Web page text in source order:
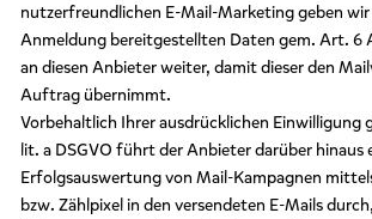
nutzerfreundlichen E-Mail-Marketing geben wir
Anmeldung bereitgestellten Daten gem. Art. 6
an diesen Anbieter weiter, damit dieser den
Auftrag übernimmt.
Vorbehaltlich Ihrer ausdrücklichen Einwilligung
lit. a DSGVO führt der Anbieter darüber hinaus
Erfolgsauswertung von Mail-Kampagnen
bzw. Zählpixel in den versendeten E-Mails